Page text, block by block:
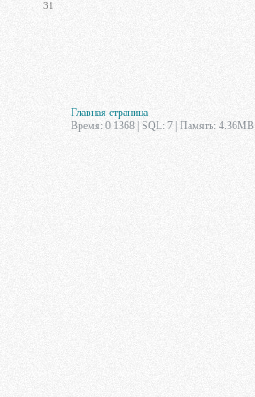
31
Главная страница
Время: 0.1368 | SQL: 7 | Память: 4.36MB